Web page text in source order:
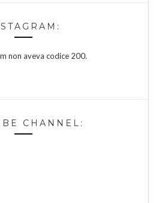
non aveva codice 200.
CHANNEL: